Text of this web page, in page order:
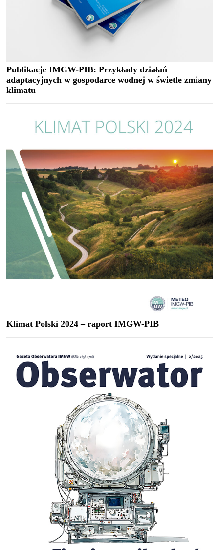
Publikacje IMGW-PIB: Przykłady działań
adaptacyjnych w gospodarce wodnej w świetle zmiany
klimatu
Klimat Polski 2024 – raport IMGW-PIB